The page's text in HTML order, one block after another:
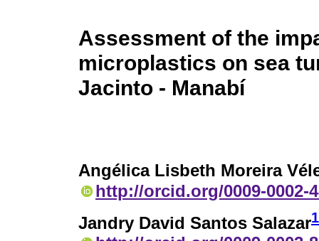
Assessment of the
microplastics on sea
Jacinto - Manabí
Angélica Lisbeth Moreira
http://orcid.org/0009-0002-
Jandry David Santos Salazar1